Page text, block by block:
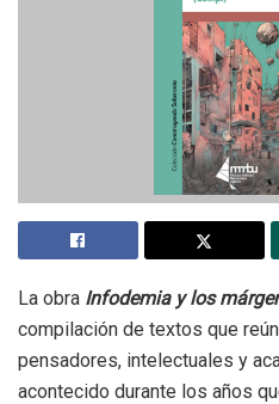
La obra Infodemia y los
compilación de textos que
pensadores, intelectuales y
acontecido durante los años